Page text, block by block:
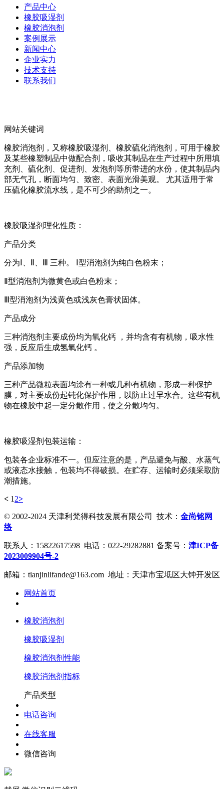
产品中心
橡胶吸湿剂
橡胶消泡剂
案例展示
新闻中心
企业实力
技术支持
联系我们
网站关键词
橡胶消泡剂，又称橡胶吸湿剂、橡胶硫化消泡剂，可用于橡胶
及某些橡塑制品中做配合剂，吸收其制品在生产过程中所用填
充剂、硫化剂、促进剂、发泡剂等所带进的水份，使其制品内
部无气孔，断面均匀、致密、表面光滑美观。 尤其适用于常
压硫化橡胶流水线，是不可少的助剂之一。
橡胶吸湿剂理化性质：
产品分类
分为Ⅰ、Ⅱ、Ⅲ 三种。 Ⅰ型消泡剂为纯白色粉末；
Ⅱ型消泡剂为微黄色或白色粉末；
Ⅲ型消泡剂为浅黄色或浅灰色膏状固体。
产品成分
三种消泡剂主要成份均为氧化钙 ，并均含有有机物，吸水性
强，反应后生成氢氧化钙 。
产品添加物
三种产品微粒表面均涂有一种或几种有机物，形成一种保护
膜，对主要成份起钝化保护作用，以防止过早水合。这些有机
物在橡胶中起一定分散作用，使之分散均匀。
橡胶吸湿剂包装运输：
包装各企业标准不一。但应注意的是，产品避免与酸、水蒸气
或液态水接触，包装均不得破损。在贮存、运输时必须采取防
潮措施。
< 1 2>
© 2002-2024 天津利梵得科技发展有限公司 技术： 金尚铭网
络
联系人：15822617598 电话：022-29282881 备案号： 津ICP备
2023009904号-2
邮箱：tianjinlifande@163.com 地址：天津市宝坻区大钟开发区
网站首页
橡胶消泡剂
橡胶吸湿剂
橡胶消泡剂性能
橡胶消泡剂指标
产品类型
电话咨询
在线客服
微信咨询